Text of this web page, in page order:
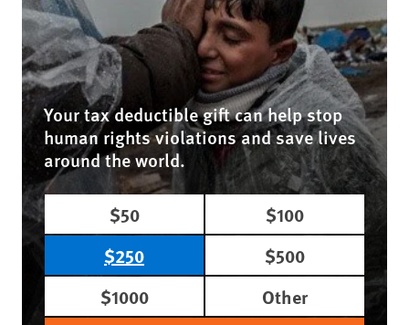
Your tax deductible gift can help stop
human rights violations and save lives
around the world.
$50
$100
$250
$500
$1000
Other